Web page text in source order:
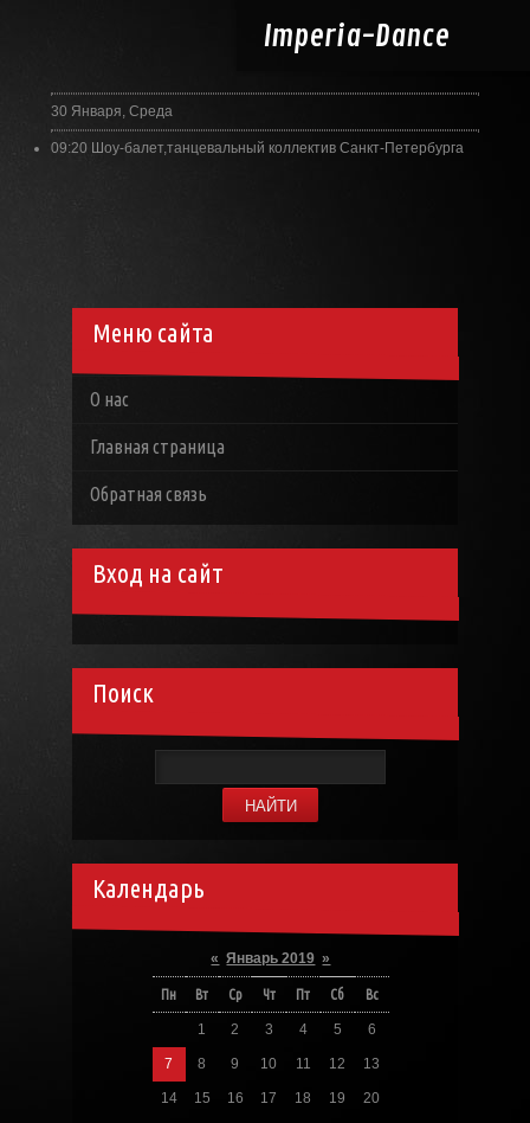
Imperia-Dance
30 Января, Среда
09:20 Шоу-балет,танцевальный коллектив Санкт-Петербурга
Меню сайта
О нас
Главная страница
Обратная связь
Вход на сайт
Поиск
Календарь
« Январь 2019 »
Пн Вт Ср Чт Пт Сб Вс
1 2 3 4 5 6
7 8 9 10 11 12 13
14 15 16 17 18 19 20